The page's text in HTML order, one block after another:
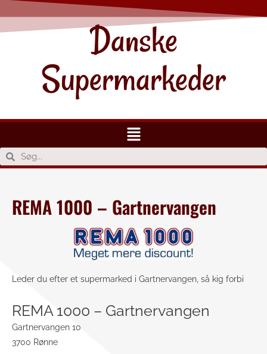
Danske
Supermarkeder
REMA 1000 – Gartnervangen
Leder du efter et supermarked i Gartnervangen, så kig forbi
REMA 1000 – Gartnervangen
Gartnervangen 10
3700 Rønne